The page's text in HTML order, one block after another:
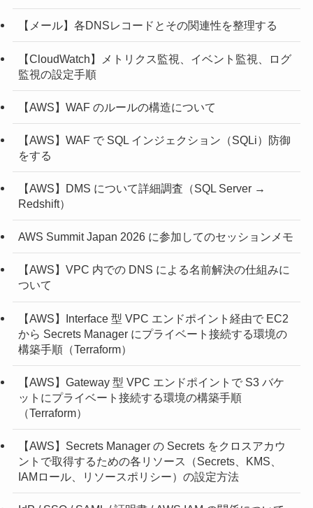
【メール】各DNSレコードとその関連性を整理する
【CloudWatch】メトリクス監視、イベント監視、ログ
監視の設定手順
【AWS】WAF のルールの構造について
【AWS】WAF で SQL インジェクション（SQLi）防御
をする
【AWS】DMS について詳細調査（SQL Server →
Redshift）
AWS Summit Japan 2026 に参加してのセッションメモ
【AWS】VPC 内での DNS による名前解決の仕組みに
ついて
【AWS】Interface 型 VPC エンドポイント経由で EC2
から Secrets Manager にプライベート接続する環境の
構築手順（Terraform）
【AWS】Gateway 型 VPC エンドポイントで S3 バケ
ットにプライベート接続する環境の構築手順
（Terraform）
【AWS】Secrets Manager の Secrets をクロスアカウ
ントで取得するための各リソース（Secrets、KMS、
IAMロール、リソースポリシー）の設定方法